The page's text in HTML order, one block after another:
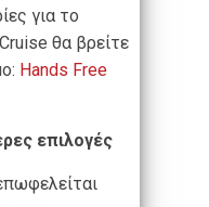
για το
θα βρείτε
Hands Free
επιλογές